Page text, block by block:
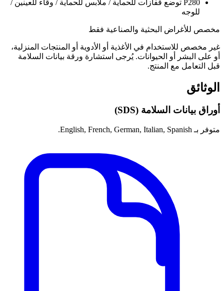
P280 توضع قفازات للحماية / ملابس للحماية / وقاء للعينين /
للوجه
مخصص للأغراض البحثية والصناعية فقط
غير مخصص للاستخدام في الأغذية أو الأدوية أو المنتجات المنزلية،
أو على البشر أو الحيوانات. يُرجى استشارة ورقة بيانات السلامة
قبل التعامل مع المنتج.
الوثائق
أوراق بيانات السلامة (SDS)
متوفر بـ English, French, German, Italian, Spanish.